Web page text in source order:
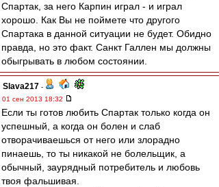
Спартак, за него Карпин играл - и играл
хорошо. Как Вы не поймете что другого
Спартака в данной ситуации не будет. Обидно
правда, но это факт. Санкт Галлен мы должны
обыгрывать в любом состоянии.
Slava217 -
01 сен 2013 18:32
Если ты готов любить Спартак только когда он
успешный, а когда он болен и слаб
отворачиваешься от него или злорадно
пинаешь, то ты никакой не болельщик, а
обычный, заурядный потребитель и любовь
твоя фальшивая.